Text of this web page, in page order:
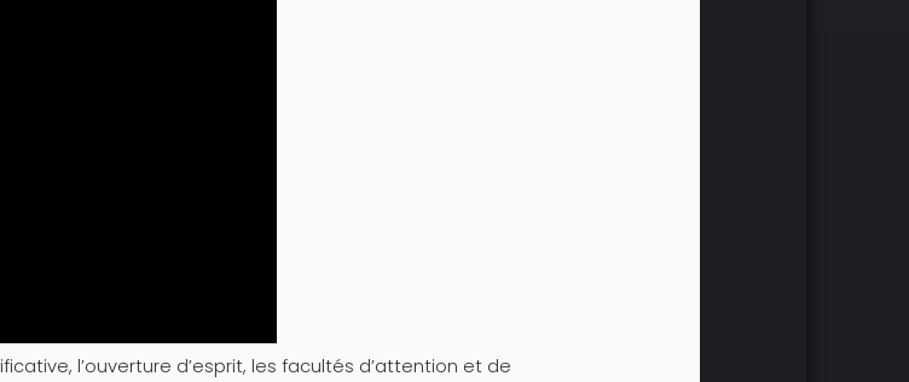
l’ouverture d’esprit, les facultés d’attention et de